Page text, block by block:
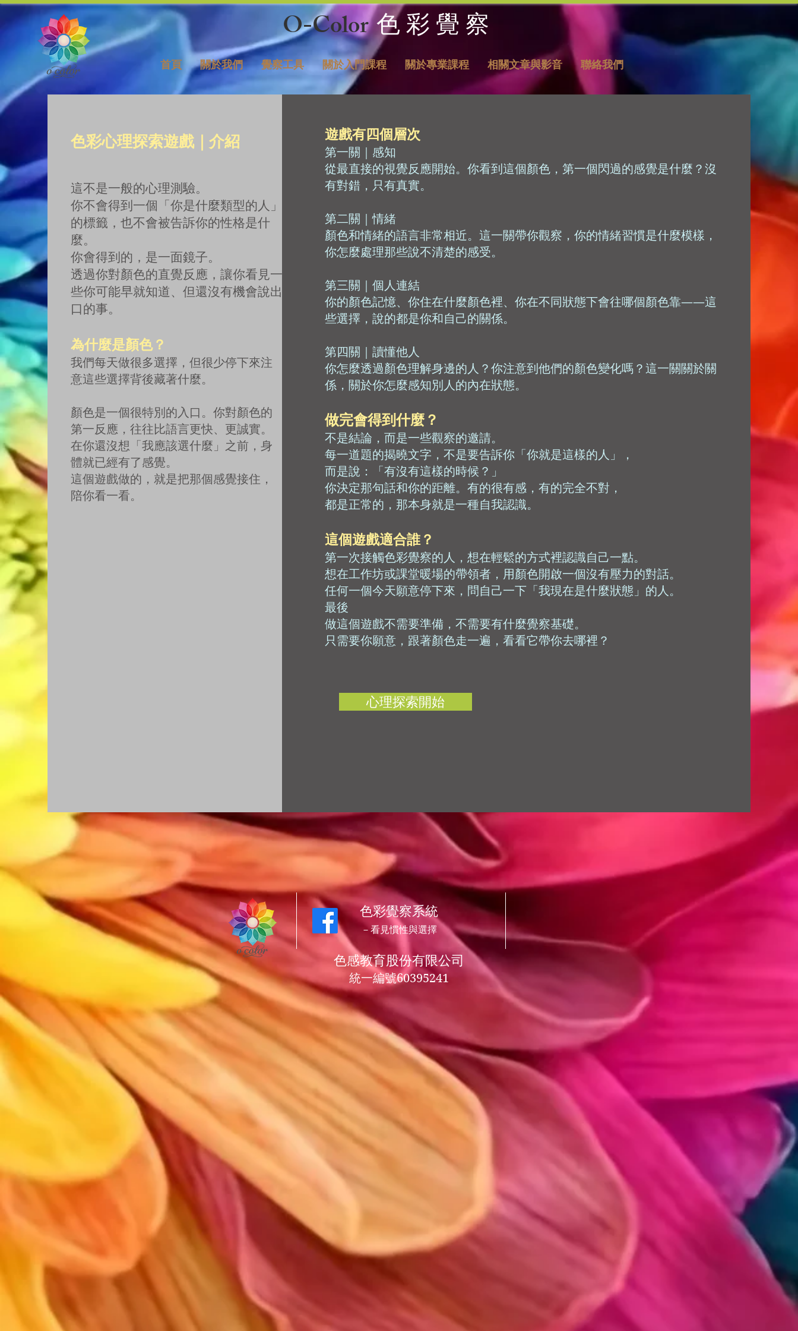
O-Color色 彩 覺 察
首頁 關於我們 覺察工具 關於入門課程 關於專業課程 相關文章與影音 聯絡我們
色彩心理探索遊戲｜介紹
這不是一般的心理測驗。
你不會得到一個「你是什麼類型的人」
的標籤，也不會被告訴你的性格是什
麼。
你會得到的，是一面鏡子。
透過你對顏色的直覺反應，讓你看見一
些你可能早就知道、但還沒有機會說出
口的事。
為什麼是顏色？
我們每天做很多選擇，但很少停下來注
意這些選擇背後藏著什麼。
顏色是一個很特別的入口。你對顏色的
第一反應，往往比語言更快、更誠實。
在你還沒想「我應該選什麼」之前，身
體就已經有了感覺。
這個遊戲做的，就是把那個感覺接住，
陪你看一看。
遊戲有四個層次
第一關｜感知
從最直接的視覺反應開始。你看到這個顏色，第一個閃過的感覺是什麼？沒
有對錯，只有真實。
第二關｜情緒
顏色和情緒的語言非常相近。這一關帶你觀察，你的情緒習慣是什麼模樣，
你怎麼處理那些說不清楚的感受。
第三關｜個人連結
你的顏色記憶、你住在什麼顏色裡、你在不同狀態下會往哪個顏色靠——這
些選擇，說的都是你和自己的關係。
第四關｜讀懂他人
你怎麼透過顏色理解身邊的人？你注意到他們的顏色變化嗎？這一關關於關
係，關於你怎麼感知別人的內在狀態。
做完會得到什麼？
不是結論，而是一些觀察的邀請。
每一道題的揭曉文字，不是要告訴你「你就是這樣的人」，
而是說：「有沒有這樣的時候？」
你決定那句話和你的距離。有的很有感，有的完全不對，
都是正常的，那本身就是一種自我認識。
這個遊戲適合誰？
第一次接觸色彩覺察的人，想在輕鬆的方式裡認識自己一點。
想在工作坊或課堂暖場的帶領者，用顏色開啟一個沒有壓力的對話。
任何一個今天願意停下來，問自己一下「我現在是什麼狀態」的人。
最後
做這個遊戲不需要準備，不需要有什麼覺察基礎。
只需要你願意，跟著顏色走一遍，看看它帶你去哪裡？
心理探索開始
色彩覺察系統
​－看見慣性與選擇
​色感教育股份有限公司
統一編號60395241